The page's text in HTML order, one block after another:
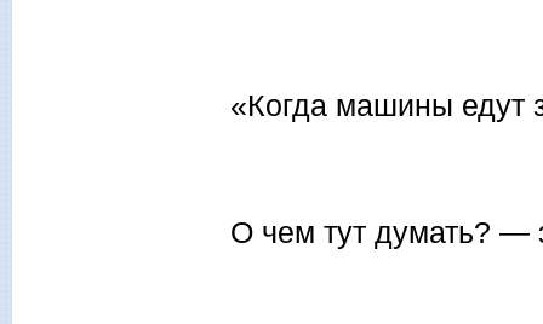
«Когда машины едут
О чем тут думать? —